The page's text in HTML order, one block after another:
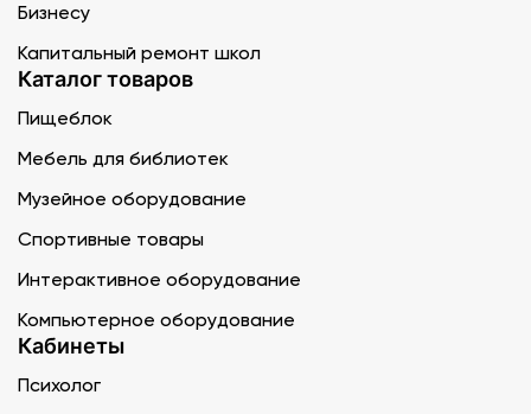
Бизнесу
Капитальный ремонт школ
Каталог товаров
Пищеблок
Мебель для библиотек
Музейное оборудование
Спортивные товары
Интерактивное оборудование
Компьютерное оборудование
Кабинеты
Психолог